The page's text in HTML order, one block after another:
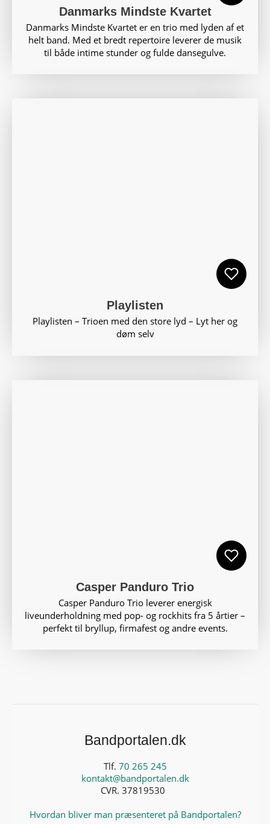
Danmarks Mindste Kvartet
Danmarks Mindste Kvartet er en trio med lyden af et
helt band. Med et bredt repertoire leverer de musik
til både intime stunder og fulde dansegulve.
Playlisten
Playlisten – Trioen med den store lyd – Lyt her og
døm selv
Casper Panduro Trio
Casper Panduro Trio leverer energisk
liveunderholdning med pop- og rockhits fra 5 årtier –
perfekt til bryllup, firmafest og andre events.
Bandportalen.dk
Tlf. 70 265 245
kontakt@bandportalen.dk
CVR. 37819530
Hvordan bliver man præsenteret på Bandportalen?